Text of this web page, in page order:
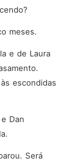
meses.
e de Laura
escondidas
Dan
Será